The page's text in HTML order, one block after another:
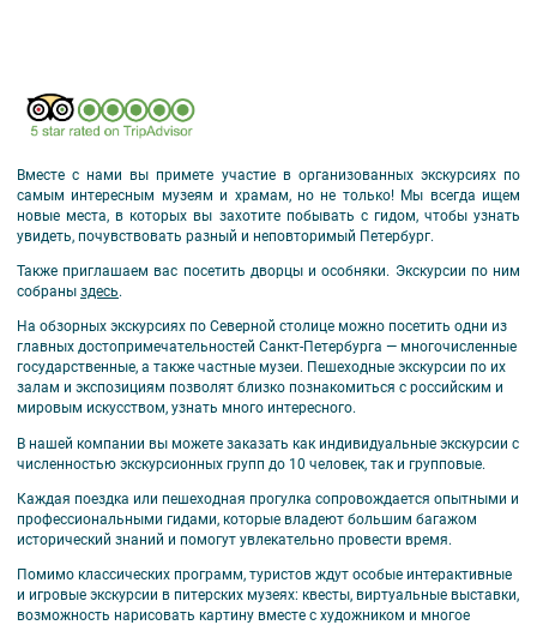
Вместе с нами вы примете участие в организованных экскурсиях по
самым интересным музеям и храмам, но не только! Мы всегда ищем
новые места, в которых вы захотите побывать с гидом, чтобы узнать
увидеть, почувствовать разный и неповторимый Петербург.
Также приглашаем вас посетить дворцы и особняки. Экскурсии по ним
собраны здесь.
На обзорных экскурсиях по Северной столице можно посетить одни из
главных достопримечательностей Санкт-Петербурга — многочисленные
государственные, а также частные музеи. Пешеходные экскурсии по их
залам и экспозициям позволят близко познакомиться с российским и
мировым искусством, узнать много интересного.
В нашей компании вы можете заказать как индивидуальные экскурсии с
численностью экскурсионных групп до 10 человек, так и групповые.
Каждая поездка или пешеходная прогулка сопровождается опытными и
профессиональными гидами, которые владеют большим багажом
исторический знаний и помогут увлекательно провести время.
Помимо классических программ, туристов ждут особые интерактивные
и игровые экскурсии в питерских музеях: квесты, виртуальные выставки,
возможность нарисовать картину вместе с художником и многое